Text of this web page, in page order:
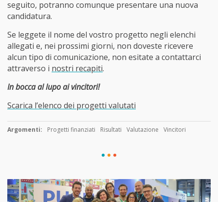
seguito, potranno comunque presentare una nuova
candidatura.
Se leggete il nome del vostro progetto negli elenchi
allegati e, nei prossimi giorni, non doveste ricevere
alcun tipo di comunicazione, non esitate a contattarci
attraverso i nostri recapiti.
In bocca al lupo ai vincitori!
Scarica l’elenco dei progetti valutati
Argomenti: Progetti finanziati Risultati Valutazione Vincitori